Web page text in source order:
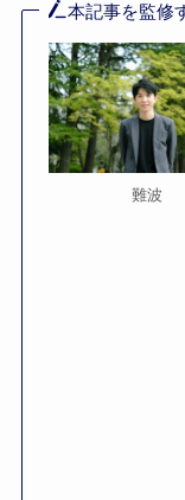
本記事を監修
難波